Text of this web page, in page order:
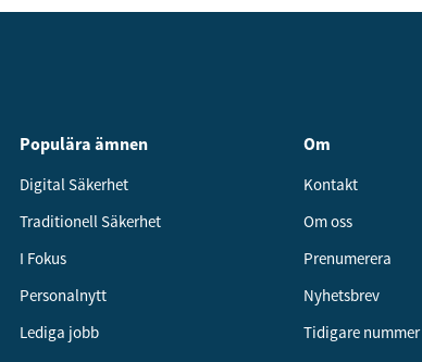
Populära ämnen
Digital Säkerhet
Traditionell Säkerhet
I Fokus
Personalnytt
Lediga jobb
Om
Kontakt
Om oss
Prenumerera
Nyhetsbrev
Tidigare nummer